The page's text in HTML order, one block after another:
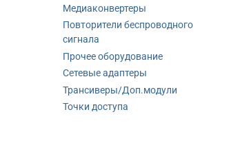
Медиаконвертеры
Повторители беспроводного
сигнала
Прочее оборудование
Сетевые адаптеры
Трансиверы/Доп.модули
Точки доступа